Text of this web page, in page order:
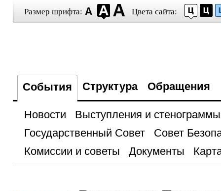
Размер шрифта: Цвета сайта:
События Структура Обращения
Новости
Выступления и стенограммы
Государственный Совет
Совет
Комиссии и советы
Документы